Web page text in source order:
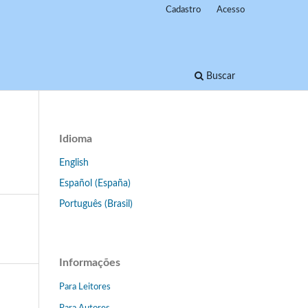
Buscar
Cadastro Acesso
Idioma
English
Español (España)
Português (Brasil)
Informações
Para Leitores